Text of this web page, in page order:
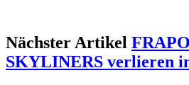
Nächster Artikel
SKYLINERS verlieren